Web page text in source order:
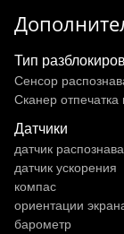
Тип
Сенсор
Сканер отпечатка
Датчики
датчик
датчик ускорения
компас
ориентации
барометр